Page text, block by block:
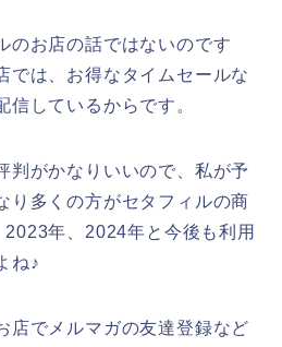
のお店の話ではないのです
では、お得なタイムセールな
信しているからです。
判がかなりいいので、私が予
り多くの方がセタフィルの商
年、2024年と今後も利用
ね♪
店でメルマガの友達登録など